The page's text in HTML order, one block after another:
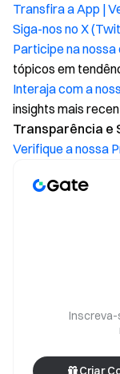
Transfira a App |
Siga-nos no X
Participe na
tópicos em
Interaja com a
insights mais
Transparência e
Verifique a nossa
Inscreva-
Criar